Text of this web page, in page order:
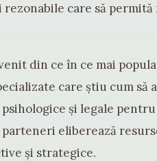
care să
din ce în ce mai
care știu cum să
și legale pentru
eliberează
și strategice.